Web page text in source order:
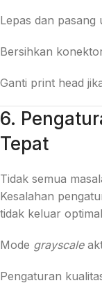
Lepas dan pasang
Bersihkan
Ganti print head
6.
Tepat
Tidak semua
Kesalahan
tidak keluar
Mode grayscale
Pengaturan